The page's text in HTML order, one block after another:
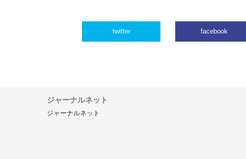
twitter facebook
ジャーナルネット
ジャーナルネット